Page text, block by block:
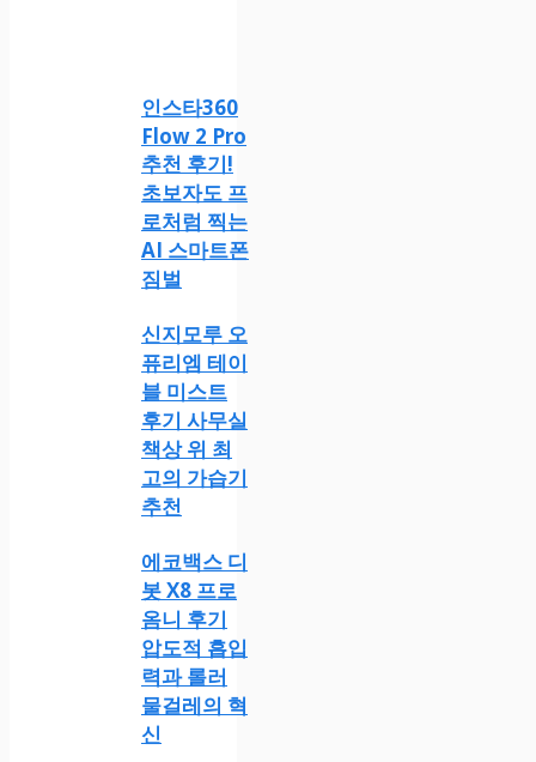
인스타360
Flow 2 Pro
추천 후기!
초보자도 프
로처럼 찍는
AI 스마트폰
짐벌
신지모루 오
퓨리엠 테이
블 미스트
후기 사무실
책상 위 최
고의 가습기
추천
에코백스 디
봇 X8 프로
옴니 후기
압도적 흡입
력과 롤러
물걸레의 혁
신